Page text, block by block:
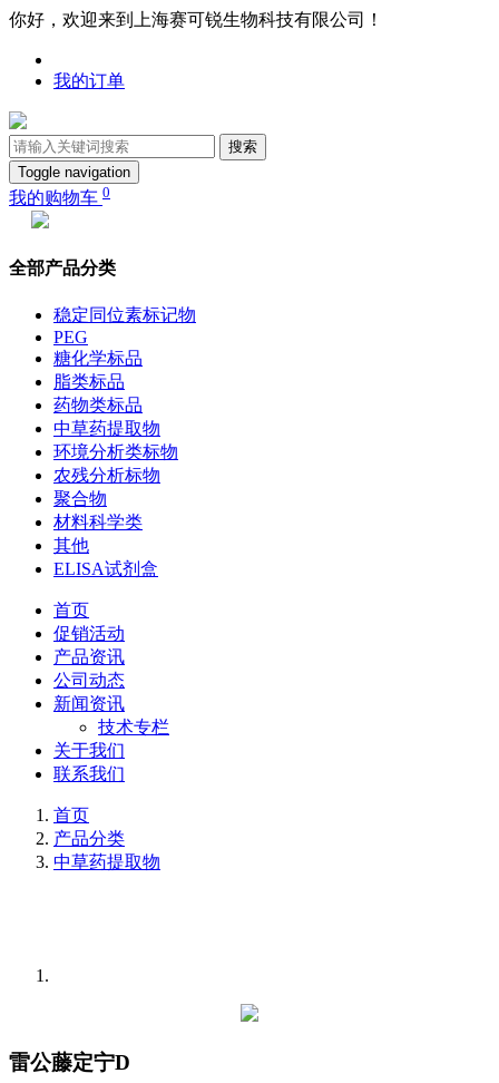
你好，欢迎来到上海赛可锐生物科技有限公司！
我的订单
搜索
Toggle navigation
我的购物车 0
全部产品分类
稳定同位素标记物
PEG
糖化学标品
脂类标品
药物类标品
中草药提取物
环境分析类标物
农残分析标物
聚合物
材料科学类
其他
ELISA试剂盒
首页
促销活动
产品资讯
公司动态
新闻资讯
技术专栏
关于我们
联系我们
首页
产品分类
中草药提取物
雷公藤定宁D